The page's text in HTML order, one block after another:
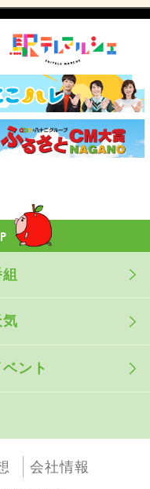
気
ベント
会社情報